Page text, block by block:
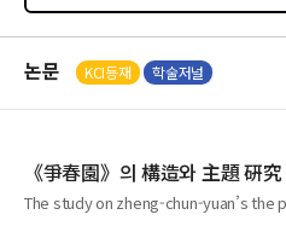
논문 KCI등재 학술저널
《爭春園》의 構造와 主題 硏究
The study on zheng-chun-yuan’s the